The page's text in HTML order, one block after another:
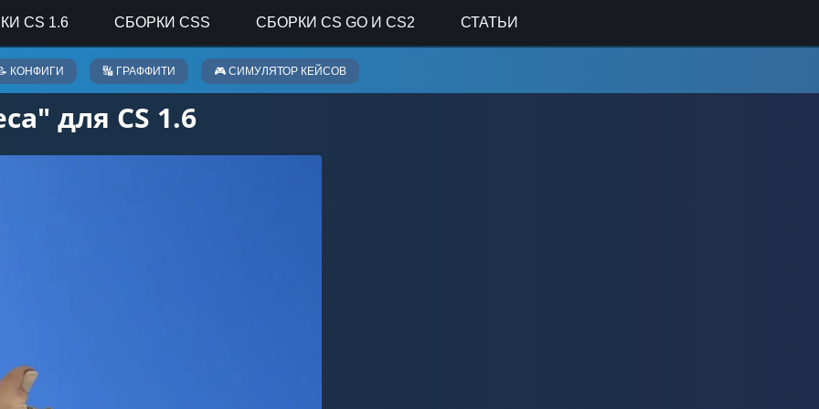
CS 1.6 СБОРКИ CSS СБОРКИ CS GO И CS2 СТАТЬИ
КОНФИГИ 🔣 ГРАФФИТИ 🎮 СИМУЛЯТОР КЕЙСОВ
для CS 1.6